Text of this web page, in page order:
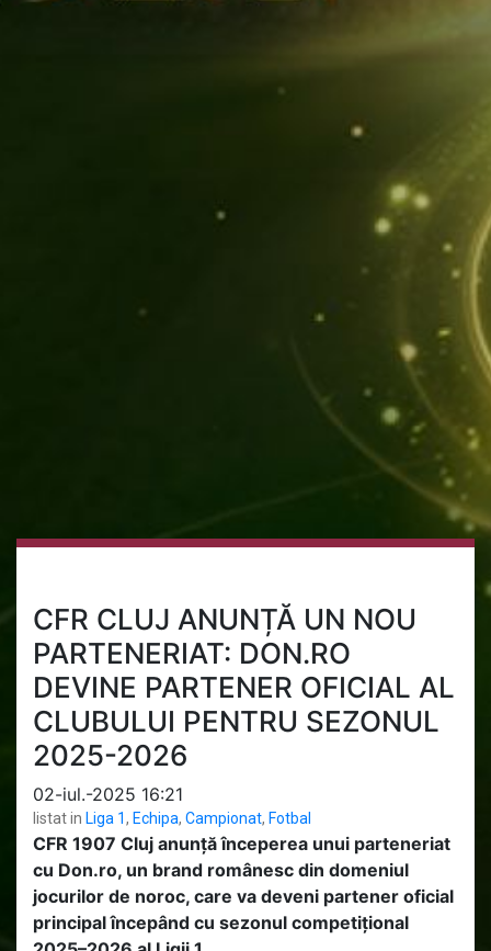
CFR CLUJ ANUNȚĂ UN NOU
PARTENERIAT: DON.RO
DEVINE PARTENER OFICIAL AL
CLUBULUI PENTRU SEZONUL
2025-2026
02-iul.-2025 16:21
listat in Liga 1, Echipa, Campionat, Fotbal
CFR 1907 Cluj anunță începerea unui parteneriat
cu Don.ro, un brand românesc din domeniul
jocurilor de noroc, care va deveni partener oficial
principal începând cu sezonul competițional